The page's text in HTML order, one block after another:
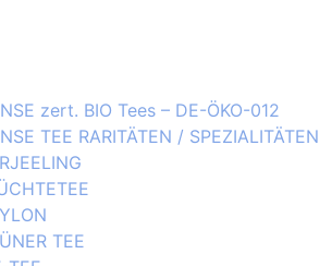
zert. BIO Tees – DE-ÖKO-012
TEE RARITÄTEN / SPEZIALITÄTEN
TEE